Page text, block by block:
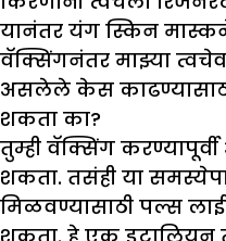
यानंतर यंग स्किन
वॅक्सिंगनंतर माझ् या
असलेले केस
शकता का?
तुम्ही वॅक्सिंग
शकता. तसंही या
मिळवण्यासाठी पल्स